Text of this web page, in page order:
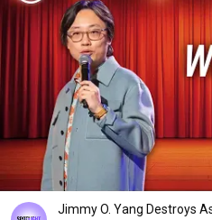
Jimmy O. Yang Destroys